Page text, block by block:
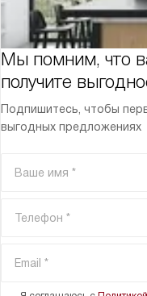
Мы помним, что
получите
Подпишитесь, чтобы
выгодных предложениях